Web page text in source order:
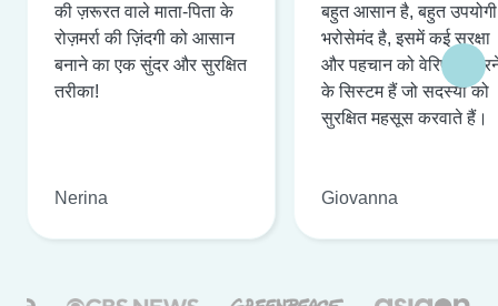
की ज़रूरत वाले माता-पिता के
रोज़मर्रा की ज़िंदगी को आसान
बनाने का एक सुंदर और सुरक्षित
तरीका!
Nerina
बहुत आसान है, बहुत
भरोसेमंद है, इसमें कई सुरक्षा
और पहचान को वेरिफ़ाई
के सिस्टम हैं जो सदस्यों को
सुरक्षित महसूस करवाते हैं।
Giovanna